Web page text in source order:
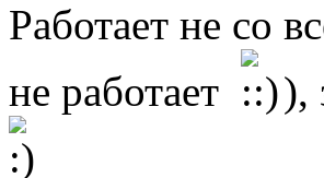
Работает не со
не работает
),